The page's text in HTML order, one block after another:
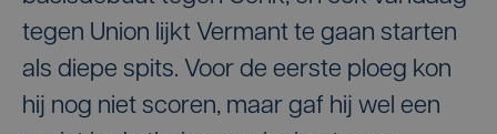
tegen Union lijkt Vermant te gaan starten
als diepe spits. Voor de eerste ploeg kon
hij nog niet scoren, maar gaf hij wel een